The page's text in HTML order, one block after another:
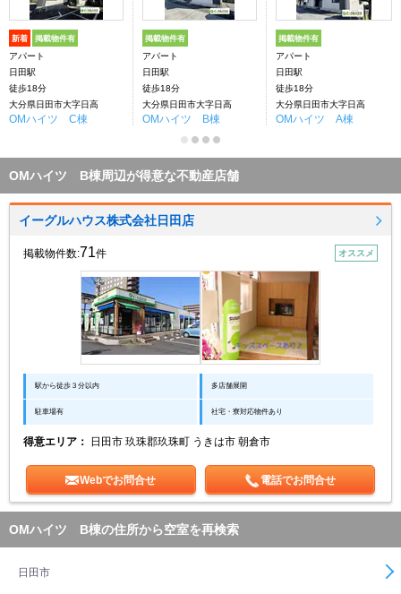
新着 掲載物件有
アパート
日田駅
徒歩18分
大分県日田市大字日高
OMハイツ C棟
掲載物件有
アパート
日田駅
徒歩18分
大分県日田市大字日高
OMハイツ B棟
掲載物件有
アパート
日田駅
徒歩18分
大分県日田市大字日高
OMハイツ A棟
OMハイツ B棟周辺が得意な不動産店舗
イーグルハウス株式会社日田店
掲載物件数:71件 オススメ
駅から徒歩３分以内 多店舗展開
駐車場有 社宅・寮対応物件あり
得意エリア： 日田市 玖珠郡玖珠町 うきは市 朝倉市
Webでお問合せ 電話でお問合せ
OMハイツ B棟の住所から空室を再検索
日田市